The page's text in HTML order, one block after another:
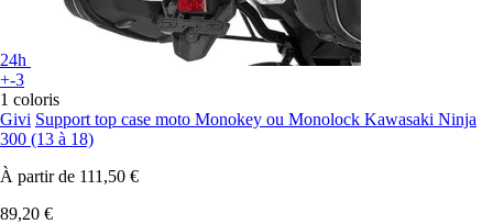
24h
+-3
1 coloris
Givi Support top case moto Monokey ou Monolock Kawasaki Ninja
300 (13 à 18)
À partir de 111,50 €
89,20 €